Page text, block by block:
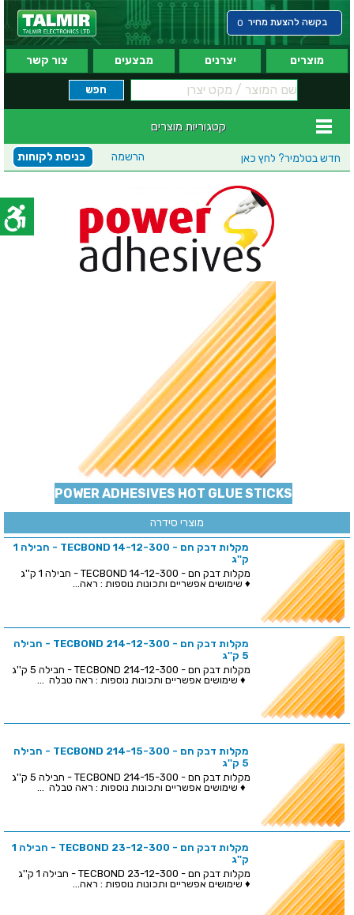
בקשה להצעת מחיר 0
מוצרים יצרנים מבצעים צור קשר
קטגוריות מוצרים
חדש בטלמיר? לחץ כאן כניסת לקוחות הרשמה
POWER ADHESIVES HOT GLUE STICKS
מוצרי סידרה
מקלות דבק חם - TECBOND 14-12-300 - חבילה 1
ק''ג
מקלות דבק חם - TECBOND 14-12-300 - חבילה 1 ק''ג
♦ שימושים אפשריים ותכונות נוספות : ראה...
מקלות דבק חם - TECBOND 214-12-300 - חבילה
5 ק''ג
מקלות דבק חם - TECBOND 214-12-300 - חבילה 5 ק''ג
♦ שימושים אפשריים ותכונות נוספות : ראה טבלה ...
מקלות דבק חם - TECBOND 214-15-300 - חבילה
5 ק''ג
מקלות דבק חם - TECBOND 214-15-300 - חבילה 5 ק''ג
♦ שימושים אפשריים ותכונות נוספות : ראה טבלה ...
מקלות דבק חם - TECBOND 23-12-300 - חבילה 1
ק''ג
מקלות דבק חם - TECBOND 23-12-300 - חבילה 1 ק''ג
♦ שימושים אפשריים ותכונות נוספות : ראה...